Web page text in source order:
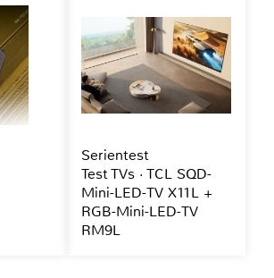
Serientest
Test TVs · TCL SQD-
Mini-LED-TV X11L +
RGB-Mini-LED-TV
RM9L